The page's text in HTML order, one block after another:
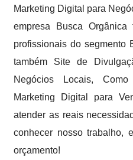
Marketing Digital para
empresa Busca
profissionais do segmento
também Site de
Negócios Locais,
Marketing Digital para
atender as reais
conhecer nosso trabalho,
orçamento!